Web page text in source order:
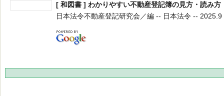
[ 和図書 ] わかりやすい不動産登記簿の見方・読み方
日本法令不動産登記研究会／編 -- 日本法令 --